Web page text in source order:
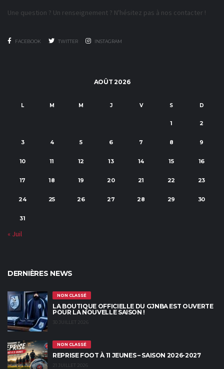
Une question ? Un renseignement ? N'hésitez pas à nos contacter !
FACEBOOK TWITTER INSTAGRAM
AOÛT 2026
L M M J V S D
1 2
3 4 5 6 7 8 9
10 11 12 13 14 15 16
17 18 19 20 21 22 23
24 25 26 27 28 29 30
31
« Juil
DERNIÈRES NEWS
NON CLASSÉ
LA BOUTIQUE OFFICIELLE DU GJNBA EST OUVERTE
POUR LA NOUVELLE SAISON !
30 JUILLET 2026
NON CLASSÉ
REPRISE FOOT À 11 JEUNES – SAISON 2026-2027
21 JUILLET 2026